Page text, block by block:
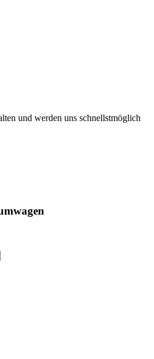
und werden uns schnellstmöglich